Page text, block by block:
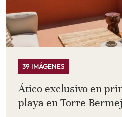
39 IMÁGENES
Ático exclusivo en
playa en Torre